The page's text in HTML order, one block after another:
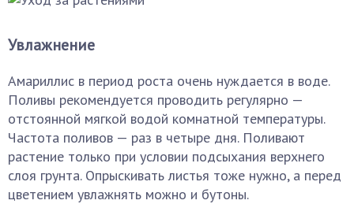
Увлажнение
Амариллис в период роста очень нуждается в воде.
Поливы рекомендуется проводить регулярно —
отстоянной мягкой водой комнатной температуры.
Частота поливов — раз в четыре дня. Поливают
растение только при условии подсыхания верхнего
слоя грунта. Опрыскивать листья тоже нужно, а перед
цветением увлажнять можно и бутоны.